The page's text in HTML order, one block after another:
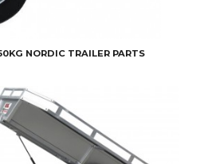
NORDIC TRAILER PARTS